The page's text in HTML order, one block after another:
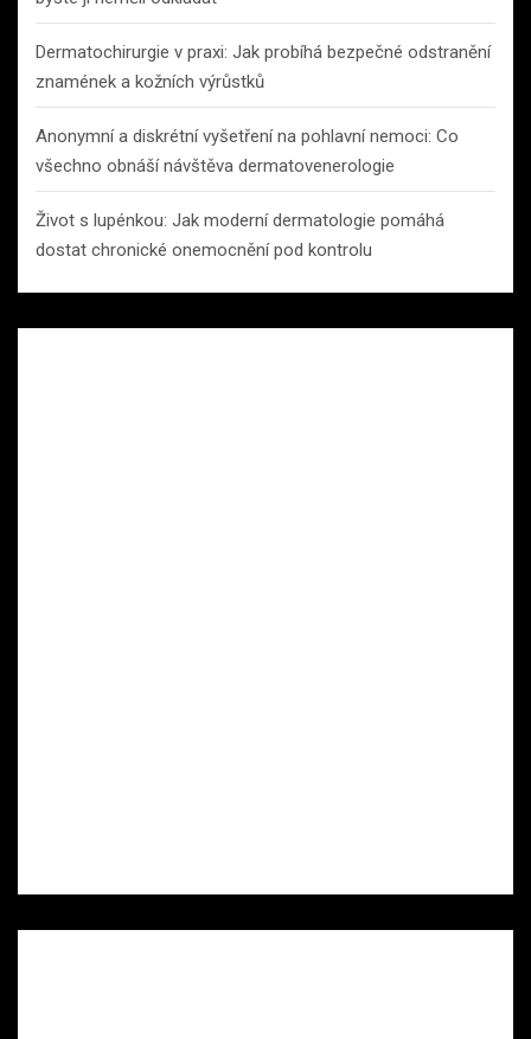
Dermatochirurgie v praxi: Jak probíhá bezpečné odstranění
znamének a kožních výrůstků
Anonymní a diskrétní vyšetření na pohlavní nemoci: Co
všechno obnáší návštěva dermatovenerologie
Život s lupénkou: Jak moderní dermatologie pomáhá
dostat chronické onemocnění pod kontrolu